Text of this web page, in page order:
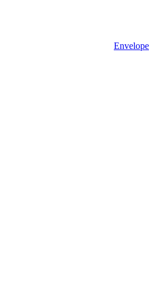
Envelope